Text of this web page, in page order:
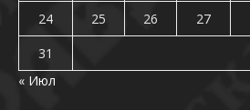
24
25 26 27
31
« Июл